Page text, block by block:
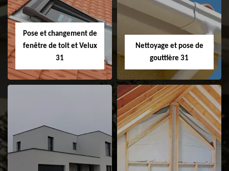
faitage et faitière
31
Pose et changement de
fenêtre de toit et Velux
31
Pose et
changement de
fenêtre de toit et
Nettoyage et pose de
gouttière 31
Nettoyage et pose